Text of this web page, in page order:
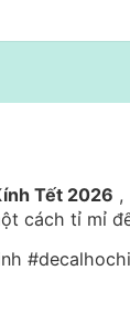
Tết 2026 ,
cách tỉ mỉ